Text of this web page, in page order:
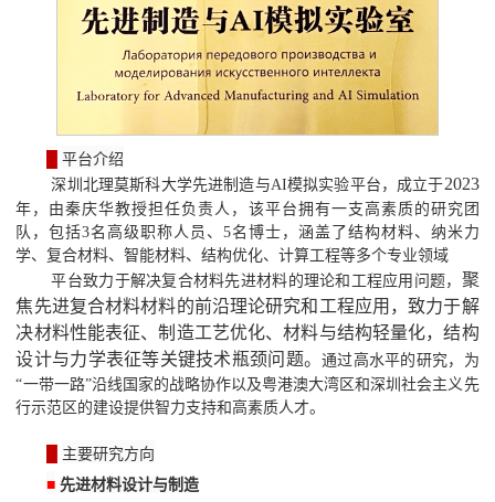
平台介绍
深圳北理莫斯科大学先进制造与AI模拟实验平台，成立于2023
年，由秦庆华教授担任负责人，该平台拥有一支高素质的研究团
队，包括3名高级职称人员、5名博士，涵盖了结构材料、纳米力
学、复合材料、智能材料、结构优化、计算工程等多个专业领域
平台致力于解决复合材料先进材料的理论和工程应用问题， 聚
焦先进复合材料材料的前沿理论研究和工程应用，致力于解
决材料性能表征、制造工艺优化、材料与结构轻量化，结构
设计与力学表征等关键技术瓶颈问题。通过高水平的研究，为
“一带一路”沿线国家的战略协作以及粤港澳大湾区和深圳社会主义先
行示范区的建设提供智力支持和高素质人才。
主要研究方向
■ 先进材料设计与制造